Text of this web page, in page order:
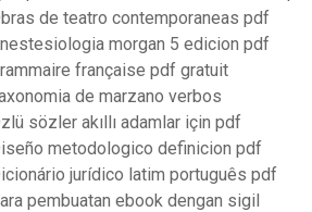
de teatro contemporaneas pdf
morgan 5 edicion pdf
française pdf gratuit
de marzano verbos
sözler akıllı adamlar için pdf
metodologico definicion pdf
jurídico latim português pdf
pembuatan ebook dengan sigil